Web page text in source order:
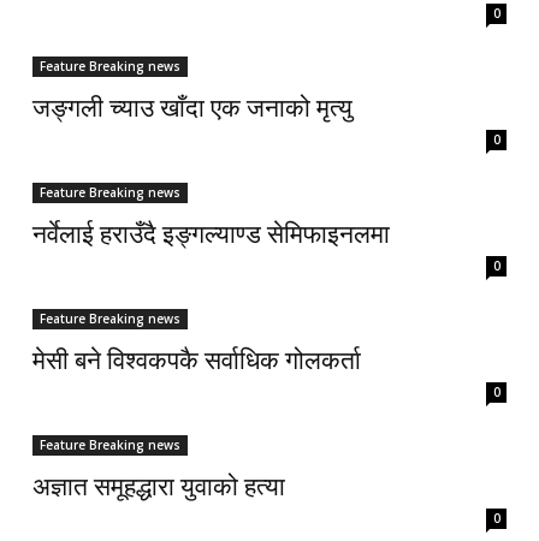
0
Feature Breaking news
जङ्गली च्याउ खाँदा एक जनाको मृत्यु
0
Feature Breaking news
नर्वेलाई हराउँदै इङ्गल्याण्ड सेमिफाइनलमा
0
Feature Breaking news
मेसी बने विश्वकपकै सर्वाधिक गोलकर्ता
0
Feature Breaking news
अज्ञात समूहद्धारा युवाको हत्या
0